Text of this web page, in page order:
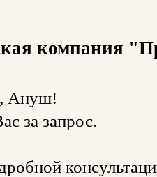
компания
Ануш!
за запрос.